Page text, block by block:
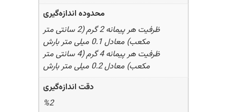
محدوده اندازه‌گیری
ظرفیت هر پیمانه 2 گرم (2 سانتی متر
مکعب) معادل 0.1 میلی متر بارش
ظرفیت هر پیمانه 4 گرم (4 سانتی متر
مکعب) معادل 0.2 میلی متر بارش
دقت اندازه‌گیری
%2